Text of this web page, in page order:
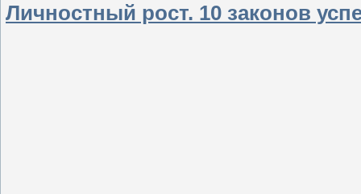
Личностный рост. 10 законов